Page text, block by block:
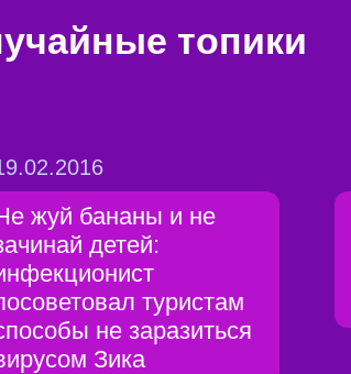
топики
жуй бананы и не
детей:
туристам
не заразиться
Зика